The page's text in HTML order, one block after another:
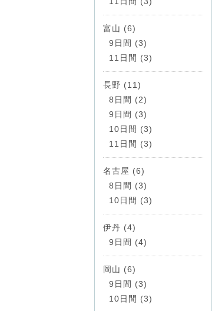
富山 (6)
9日間 (3)
11日間 (3)
長野 (11)
8日間 (2)
9日間 (3)
10日間 (3)
11日間 (3)
名古屋 (6)
8日間 (3)
10日間 (3)
伊丹 (4)
9日間 (4)
岡山 (6)
9日間 (3)
10日間 (3)